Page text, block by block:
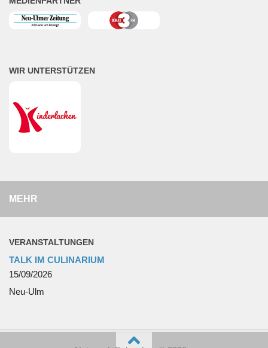
WIR UNTERSTÜTZEN
MEHR
VERANSTALTUNGEN
TALK IM CULINARIUM
15/09/2026
Neu-Ulm